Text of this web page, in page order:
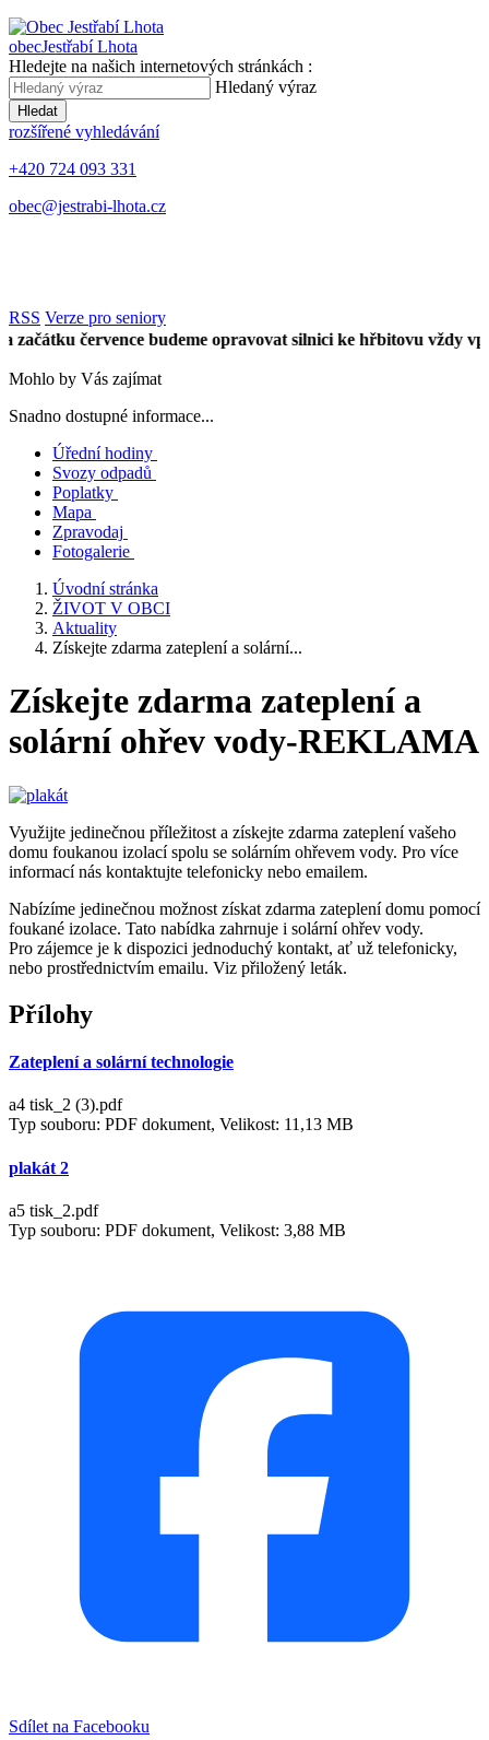
obecJestřabí Lhota
Hledejte na našich internetových stránkách :
Hledaný výraz
Hledat
rozšířené vyhledávání
+420 724 093 331
obec@jestrabi-lhota.cz
RSS Verze pro seniory
července budeme opravovat silnici ke hřbitovu vždy vpůli
Mohlo by Vás zajímat
Snadno dostupné informace...
Úřední hodiny
Svozy odpadů
Poplatky
Mapa
Zpravodaj
Fotogalerie
Úvodní stránka
ŽIVOT V OBCI
Aktuality
Získejte zdarma zateplení a solární...
Získejte zdarma zateplení a
solární ohřev vody-REKLAMA
Využijte jedinečnou příležitost a získejte zdarma zateplení vašeho
domu foukanou izolací spolu se solárním ohřevem vody. Pro více
informací nás kontaktujte telefonicky nebo emailem.
Nabízíme jedinečnou možnost získat zdarma zateplení domu pomocí
foukané izolace. Tato nabídka zahrnuje i solární ohřev vody.
Pro zájemce je k dispozici jednoduchý kontakt, ať už telefonicky,
nebo prostřednictvím emailu. Viz přiložený leták.
Přílohy
Zateplení a solární technologie
a4 tisk_2 (3).pdf
Typ souboru: PDF dokument, Velikost: 11,13 MB
plakát 2
a5 tisk_2.pdf
Typ souboru: PDF dokument, Velikost: 3,88 MB
Sdílet na Facebooku